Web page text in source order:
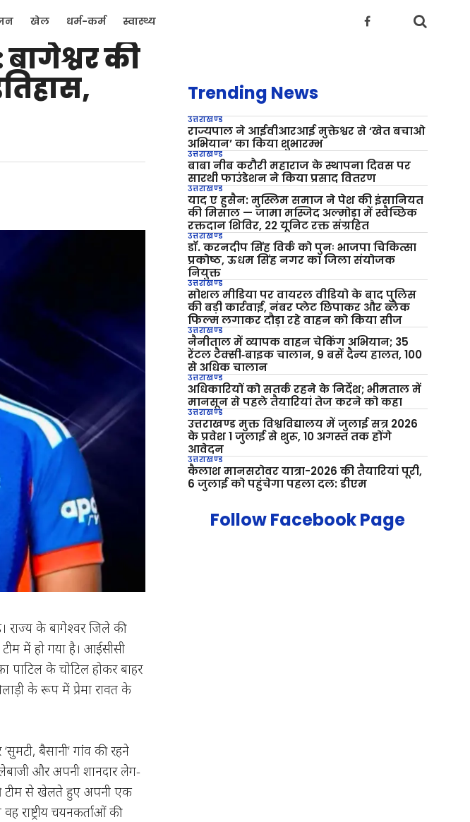
खेल धर्म-कर्म स्वास्थ्य
से गांव
की
राज्य के बागेश्वर जिले की
में हो गया है। आईसीसी
पाटिल के चोटिल होकर बाहर
के रूप में प्रेमा रावत के
बैसानी’ गांव की रहने
और अपनी शानदार लेग-
टीम से खेलते हुए अपनी एक
राष्ट्रीय चयनकर्ताओं की
Trending News
उत्तराखण्ड
राज्यपाल ने आईवीआरआई मुक्तेश्वर से ‘खेत बचाओ
अभियान’ का किया शुभारम्भ
उत्तराखण्ड
बाबा नीब करौरी महाराज के स्थापना दिवस पर
सारथी फाउंडेशन ने किया प्रसाद वितरण
उत्तराखण्ड
याद ए हुसैन: मुस्लिम समाज ने पेश की इंसानियत
की मिसाल — जामा मस्जिद अल्मोड़ा में स्वैच्छिक
रक्तदान शिविर, 22 यूनिट रक्त संग्रहित
उत्तराखण्ड
डॉ. करनदीप सिंह विर्क को पुनः भाजपा चिकित्सा
प्रकोष्ठ, ऊधम सिंह नगर का जिला संयोजक
नियुक्त
उत्तराखण्ड
सोशल मीडिया पर वायरल वीडियो के बाद पुलिस
की बड़ी कार्रवाई, नंबर प्लेट छिपाकर और ब्लैक
फिल्म लगाकर दौड़ा रहे वाहन को किया सीज
उत्तराखण्ड
नैनीताल में व्यापक वाहन चेकिंग अभियान; 35
रेंटल टैक्सी‑बाइक चालान, 9 बसें दैन्य हालत, 100
से अधिक चालान
उत्तराखण्ड
अधिकारियों को सतर्क रहने के निर्देश; भीमताल में
मानसून से पहले तैयारियां तेज करने को कहा
उत्तराखण्ड
उत्तराखण्ड मुक्त विश्वविद्यालय में जुलाई सत्र 2026
के प्रवेश 1 जुलाई से शुरू, 10 अगस्त तक होंगे
आवेदन
उत्तराखण्ड
कैलाश मानसरोवर यात्रा-2026 की तैयारियां पूरी,
6 जुलाई को पहुंचेगा पहला दल: डीएम
Follow Facebook Page